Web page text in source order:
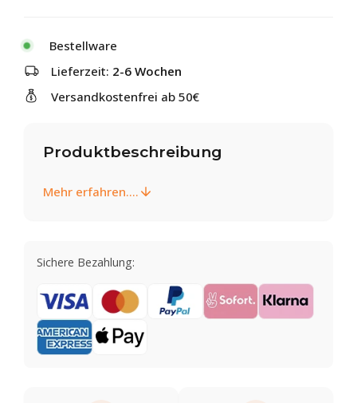
Bestellware
Lieferzeit: 2-6 Wochen
Versandkostenfrei ab 50€
Produktbeschreibung
Mehr erfahren....
Sichere Bezahlung: